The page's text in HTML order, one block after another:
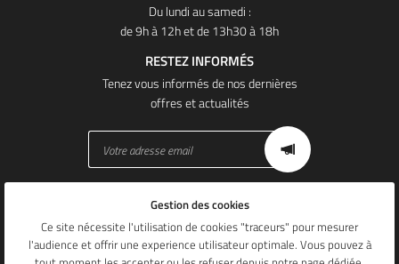
Du lundi au samedi :
de 9h à 12h et de 13h30 à 18h
RESTEZ INFORMÉS
Tenez vous informés de nos dernières
offres et actualités
Mentions Légales
Conditions générales d'utilisation
Politique de confidentialité
Gestion des cookies
Gestion des cookies
Ce site nécessite l'utilisation de cookies "traceurs" pour mesurer
l'audience et offrir une experience utilisateur optimale. Vous pouvez à